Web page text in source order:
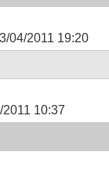
04/2011 19:20
2011 10:37